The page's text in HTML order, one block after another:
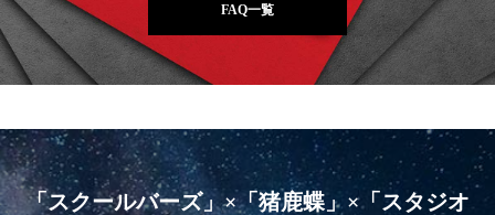
FAQ一覧
「スクールバーズ」×「猪鹿蝶」×「スタジオ